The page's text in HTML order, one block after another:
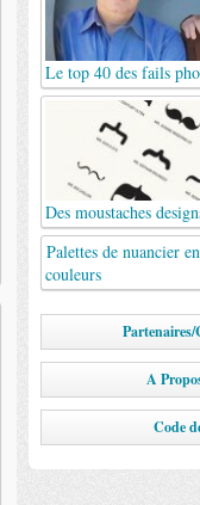
Le top 40 des fails
Des moustaches
Palettes de nuancier
couleurs
Partenaires/
A
Code